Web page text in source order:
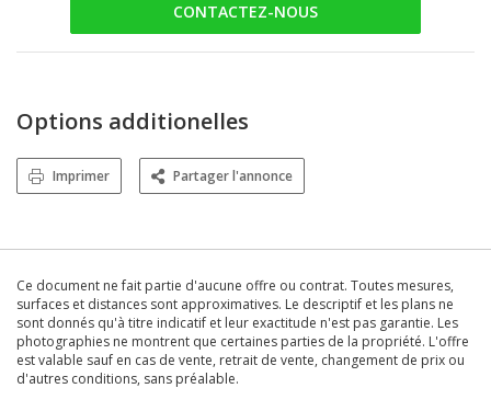
CONTACTEZ-NOUS
Options additionelles
Imprimer Partager l'annonce
Ce document ne fait partie d'aucune offre ou contrat. Toutes mesures,
surfaces et distances sont approximatives. Le descriptif et les plans ne
sont donnés qu'à titre indicatif et leur exactitude n'est pas garantie. Les
photographies ne montrent que certaines parties de la propriété. L'offre
est valable sauf en cas de vente, retrait de vente, changement de prix ou
d'autres conditions, sans préalable.